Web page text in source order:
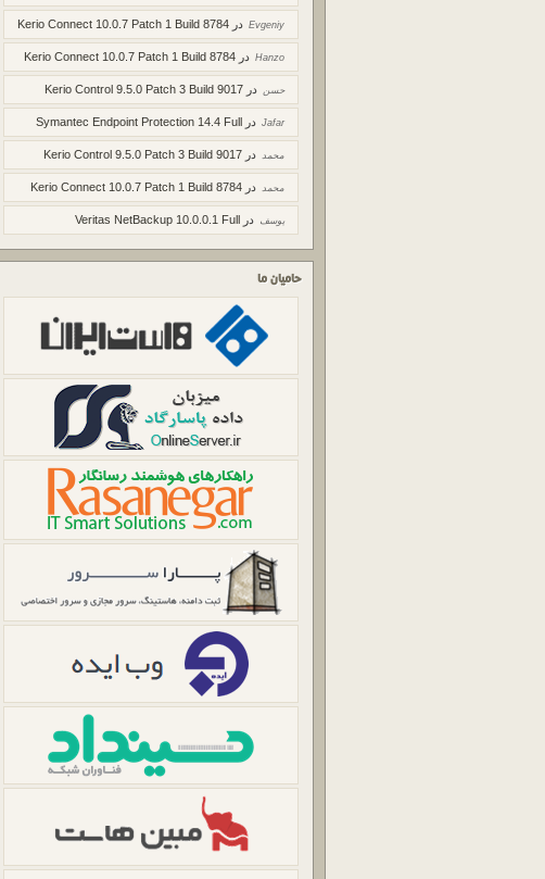
Evgeniy در Kerio Connect 10.0.7 Patch 1 Build 8784
Hanzo در Kerio Connect 10.0.7 Patch 1 Build 8784
حسن در Kerio Control 9.5.0 Patch 3 Build 9017
Jafar در Symantec Endpoint Protection 14.4 Full
محمد در Kerio Control 9.5.0 Patch 3 Build 9017
محمد در Kerio Connect 10.0.7 Patch 1 Build 8784
یوسف در Veritas NetBackup 10.0.0.1 Full
حامیان ما